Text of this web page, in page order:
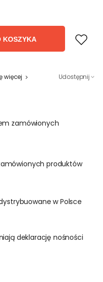
KOSZYKA
więcej Udostępnij
zamówionych
produktów
w Polsce
deklarację nośności